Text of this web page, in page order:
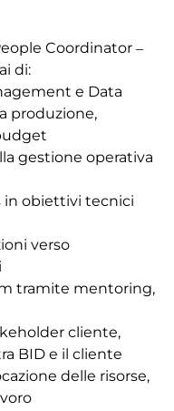
Coordinator –
di:
e Data
produzione,
gestione operativa
in obiettivi tecnici
verso
tramite mentoring,
cliente,
BID e il cliente
delle risorse,